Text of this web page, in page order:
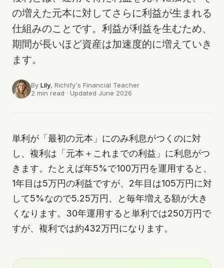
の増えた元本に対してさらに利益が生まれる
仕組みのことです。利益が利益を生むため、
期間が長いほど資産は加速度的に増えていき
ます。
By Lily, Richify's Financial Teacher
2 min read · Updated June 2026
単利が「最初の元本」にのみ利息がつくのに対
し、複利は「元本＋これまでの利益」に利息がつ
きます。たとえば年5%で100万円を運用すると、
1年目は5万円の利益ですが、2年目は105万円に対
して5%なので5.25万円、と毎年増える額が大き
くなります。30年運用すると単利では250万円で
すが、複利では約432万円になります。